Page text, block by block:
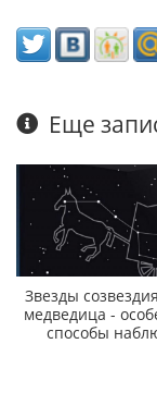
Еще
Звезды
медведица -
способы